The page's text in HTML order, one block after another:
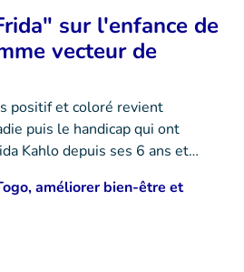
sur l'enfance de
vecteur de
positif et coloré revient
puis le handicap qui ont
Kahlo depuis ses 6 ans et…